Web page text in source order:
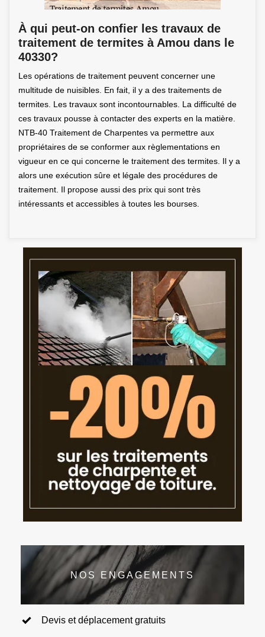
À qui peut-on confier les travaux de
traitement de termites à Amou dans le
40330?
Les opérations de traitement peuvent concerner une
multitude de nuisibles. En fait, il y a des traitements de
termites. Les travaux sont incontournables. La difficulté de
ces travaux pousse à contacter des experts en la matière.
NTB-40 Traitement de Charpentes va permettre aux
propriétaires de se conformer aux règlementations en
vigueur en ce qui concerne le traitement des termites. Il y a
alors une exécution sûre et légale des procédures de
traitement. Il propose aussi des prix qui sont très
intéressants et accessibles à toutes les bourses.
NOS ENGAGEMENTS
Devis et déplacement gratuits